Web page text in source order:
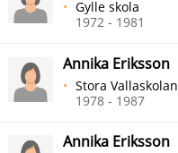
Gylle skola
1972 - 1981
Annika Eriksson
Stora Vallaskolan
1978 - 1987
Annika Eriksson